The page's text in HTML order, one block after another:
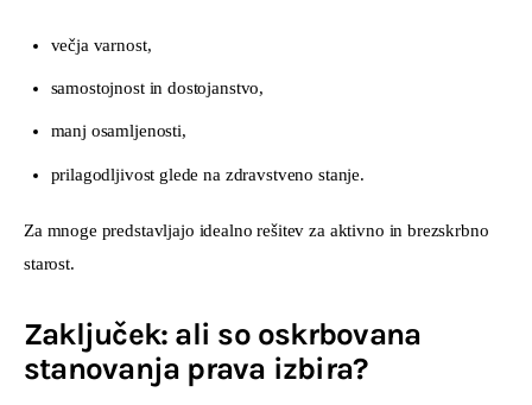
večja varnost,
samostojnost in dostojanstvo,
manj osamljenosti,
prilagodljivost glede na zdravstveno stanje.
Za mnoge predstavljajo idealno rešitev za aktivno in brezskrbno
starost.
Zaključek: ali so oskrbovana
stanovanja prava izbira?